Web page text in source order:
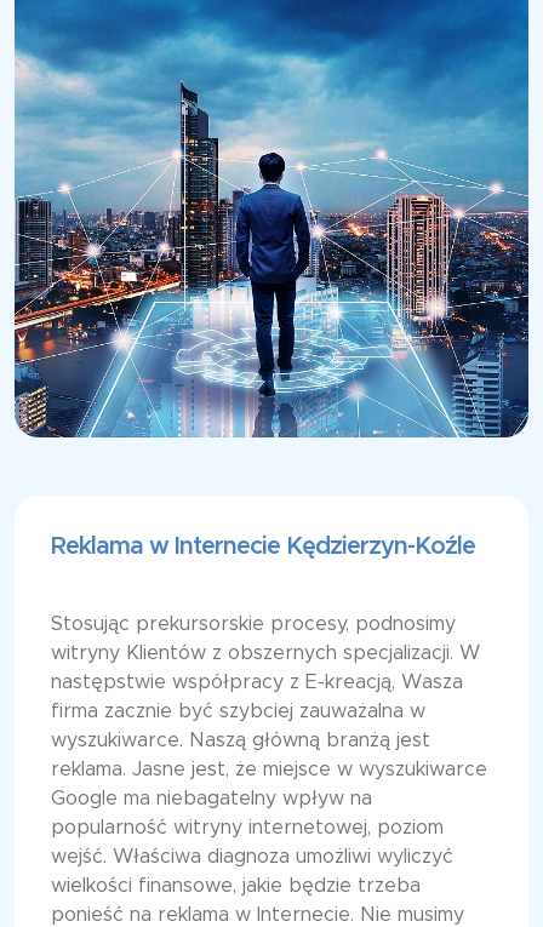
Reklama w Internecie Kędzierzyn-Koźle
Stosując prekursorskie procesy, podnosimy
witryny Klientów z obszernych specjalizacji. W
następstwie współpracy z E-kreacją, Wasza
firma zacznie być szybciej zauważalna w
wyszukiwarce. Naszą główną branżą jest
reklama. Jasne jest, że miejsce w wyszukiwarce
Google ma niebagatelny wpływ na
popularność witryny internetowej, poziom
wejść. Właściwa diagnoza umożliwi wyliczyć
wielkości finansowe, jakie będzie trzeba
ponieść na reklama w Internecie. Nie musimy